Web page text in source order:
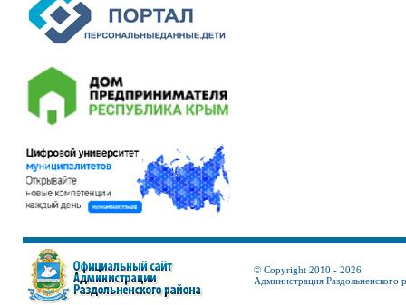
© Copyright 2010 - 2026
Администрация Раздольненского